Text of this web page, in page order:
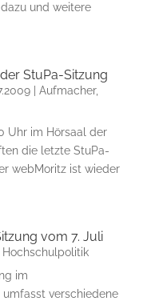
und weitere
StuPa-Sitzung
| Aufmacher,
Uhr im Hörsaal der
die letzte StuPa-
webMoritz ist wieder
vom 7. Juli
Hochschulpolitik
im
verschiedene